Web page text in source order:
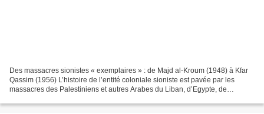
Des massacres sionistes « exemplaires » : de Majd al-Kroum (1948) à Kfar
Qassim (1956) L’histoire de l’entité coloniale sioniste est pavée par les
massacres des Palestiniens et autres Arabes du Liban, d’Egypte, de